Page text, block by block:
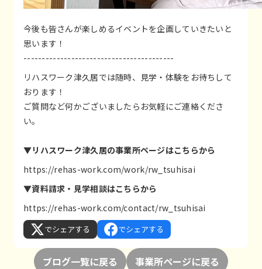
今後も皆さんが楽しめるイベントを企画していきたいと
思います！
-----------------------------------------
リハスワーク津久居では随時、見学・体験をお待ちして
おります！
ご質問など何かございましたらお気軽にご連絡くださ
い。
▼リハスワーク津久居の事業所ページはこちらから
https://rehas-work.com/work/rw_tsuhisai
▼資料請求・見学相談はこちらから
https://rehas-work.com/contact/rw_tsuhisai
でシェアする でシェアする
ブログ一覧に戻る 事業所ページに戻る